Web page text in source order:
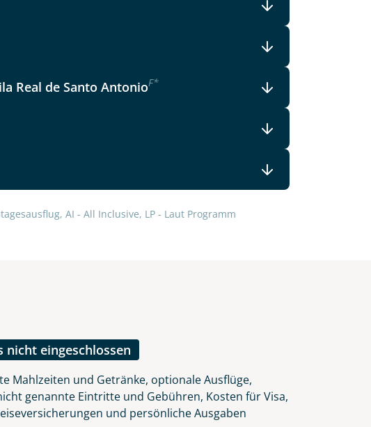
Real de Santo AntonioF*
AI - All Inclusive, LP - Laut Programm
nicht eingeschlossen
Mahlzeiten und Getränke, optionale Ausflüge,
genannte Eintritte und Gebühren, Kosten für Visa,
und persönliche Ausgaben
Formulars, erklären Sie, dass Sie die
haben.